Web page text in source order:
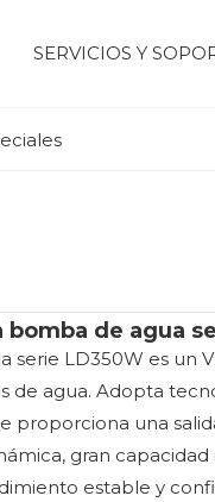
SERVICIOS Y
bomba de agua
serie LD350W es un
de agua. Adopta
proporciona una
gran
estable y